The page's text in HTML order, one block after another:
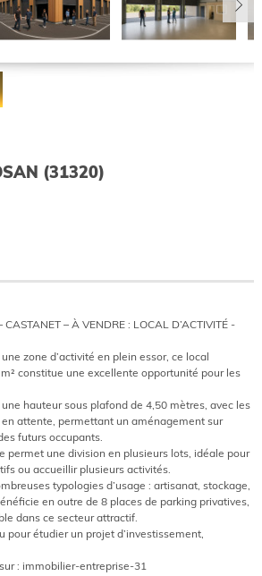
(31320)
CASTANET – À VENDRE : LOCAL D’ACTIVITÉ -
zone d’activité en plein essor, ce local
constitue une excellente opportunité pour les
hauteur sous plafond de 4,50 mètres, avec les
attente, permettant un aménagement sur
futurs occupants.
permet une division en plusieurs lots, idéale pour
ou accueillir plusieurs activités.
typologies d’usage : artisanat, stockage,
en outre de 8 places de parking privatives,
dans ce secteur attractif.
pour étudier un projet d’investissement,
: immobilier-entreprise-31